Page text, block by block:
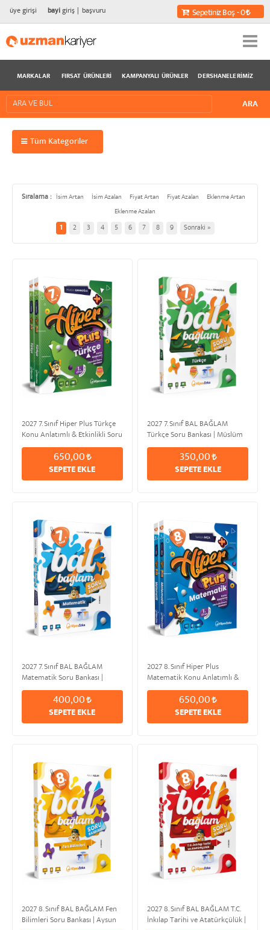
üye girişi bayigiriş başvuru Sepetiniz Boş - 0
MARKALAR FIRSAT ÜRÜNLERI KAMPANYALI ÜRÜNLER DERSHANELERIMIZ
Tüm Kategoriler
Sıralama : İsim Artan İsim Azalan Fiyat Artan Fiyat Azalan
Eklenme Artan
Eklenme Azalan
1 2 3 4 5 6 7 8 9 Sonraki »
2027 7. Sınıf Hiper Plus Türkçe
Konu Anlatımlı & Etkinlikli Soru
Bankası | Müslüm DANAOĞLU
650,00
SEPETE EKLE
2027 7. Sınıf BAL BAĞLAM
Türkçe Soru Bankası | Müslüm
DANAOĞLU
350,00
SEPETE EKLE
2027 7. Sınıf BAL BAĞLAM
Matematik Soru Bankası |
Mustafa TÜMEN & Şahan
400,00
SEPETE EKLE
2027 8. Sınıf Hiper Plus
Matematik Konu Anlatımlı &
Etkinlikli Soru Bankası | Serkan
650,00
SEPETE EKLE
2027 8. Sınıf BAL BAĞLAM Fen
Bilimleri Soru Bankası | Aysun
2027 8. Sınıf BAL BAĞLAM T.C.
İnkılap Tarihi ve Atatürkçülük |